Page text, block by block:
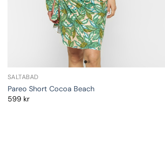
SALTABAD
Pareo Short Cocoa Beach
599 kr